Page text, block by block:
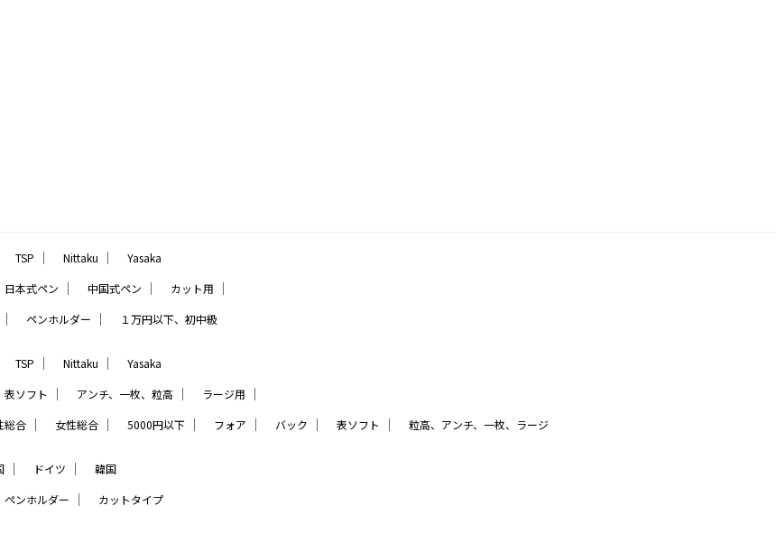
TSP ｜ Nittaku ｜ Yasaka
日本式ペン ｜ 中国式ペン ｜ カット用 ｜
｜ ペンホルダー ｜ １万円以下、初中級
TSP ｜ Nittaku ｜ Yasaka
表ソフト ｜ アンチ、一枚、粒高 ｜ ラージ用 ｜
総合 ｜ 女性総合 ｜ 5000円以下 ｜ フォア ｜ バック ｜ 表ソフト ｜ 粒高、アンチ、一枚、ラージ
｜ ドイツ ｜ 韓国
ペンホルダー ｜ カットタイプ